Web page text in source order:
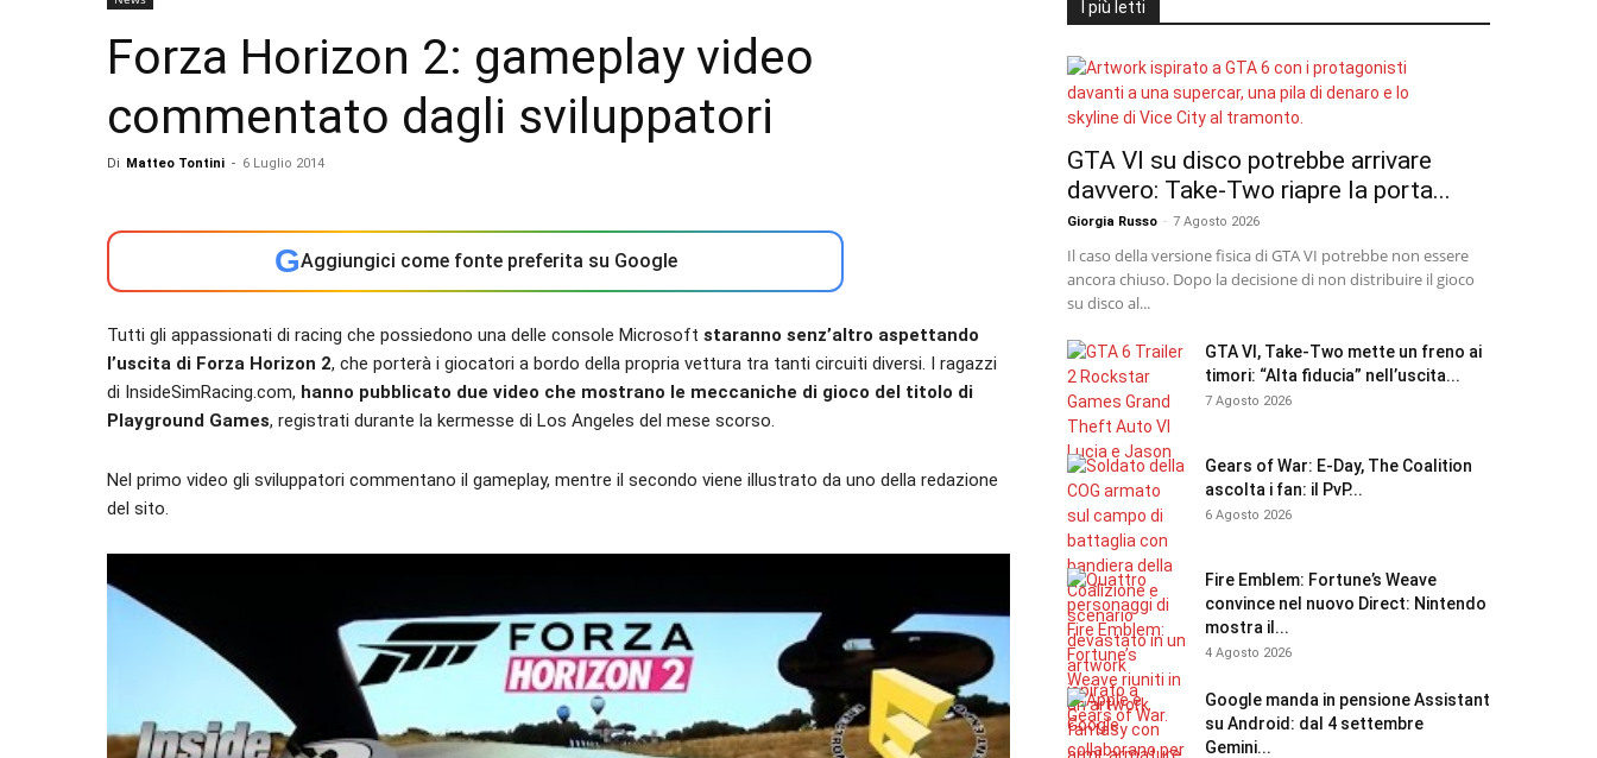
Forza Horizon 2: gameplay video
commentato dagli sviluppatori
Di Matteo Tontini - 6 Luglio 2014
GAggiungici come fonte preferita su Google
Tutti gli appassionati di racing che possiedono una delle console Microsoft staranno senz’altro aspettando
l’uscita di Forza Horizon 2, che porterà i giocatori a bordo della propria vettura tra tanti circuiti diversi. I ragazzi
di InsideSimRacing.com, hanno pubblicato due video che mostrano le meccaniche di gioco del titolo di
Playground Games, registrati durante la kermesse di Los Angeles del mese scorso.
Nel primo video gli sviluppatori commentano il gameplay, mentre il secondo viene illustrato da uno della redazione
del sito.
I più letti
GTA VI su disco potrebbe arrivare
davvero: Take-Two riapre la porta...
Giorgia Russo - 7 Agosto 2026
Il caso della versione fisica di GTA VI potrebbe non essere
ancora chiuso. Dopo la decisione di non distribuire il gioco
su disco al...
GTA VI, Take-Two mette un freno ai
timori: “Alta fiducia” nell’uscita...
7 Agosto 2026
Gears of War: E-Day, The Coalition
ascolta i fan: il PvP...
6 Agosto 2026
Fire Emblem: Fortune’s Weave
convince nel nuovo Direct: Nintendo
mostra il...
4 Agosto 2026
Google manda in pensione Assistant
su Android: dal 4 settembre
Gemini...